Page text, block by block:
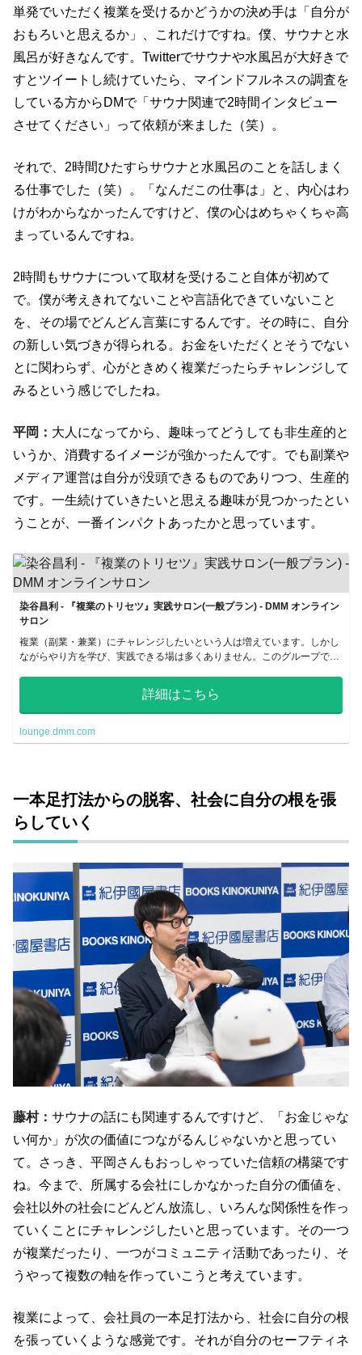
単発でいただく複業を受けるかどうかの決め手は「自分が
おもろいと思えるか」、これだけですね。僕、サウナと水
風呂が好きなんです。 Twitterでサウナや水風呂が大好きで
すとツイートし続けていたら、マインドフルネスの調査を
している方から DMで「サウナ関連で2時間インタビュー
させてください」って依頼が来ました（笑）。
それで、 2時間ひたすらサウナと水風呂のことを話しまく
る仕事でした（笑）。「なんだこの仕事は」と、内心はわ
けがわからなかったんですけど、僕の心はめちゃくちゃ高
まっているんですね。
2時間もサウナについて取材を受けること自体が初めて
で。僕が考えきれてないことや言語化できていないこと
を、その場でどんどん言葉にするんです。その時に、自分
の新しい気づきが得られる。お金をいただくとそうでない
とに関わらず、心がときめく複業だったらチャレンジして
みるという感じでしたね。
平岡： 大人になってから、趣味ってどうしても非生産的と
いうか、消費するイメージが強かったんです。でも副業や
メディア運営は自分が没頭できるものでありつつ、生産的
です。一生続けていきたいと思える趣味が見つかったとい
うことが、一番インパクトあったかと思っています。
染谷昌利 - 『複業のトリセツ』実践サロン(一般プラン) - DMM オンライン
サロン
複業（副業・兼業）にチャレンジしたいという人は増えています。しかし
ながらやり方を学び、実践できる場は多くありません。このグループでは
詳細はこちら
lounge.dmm.com
一本足打法からの脱客、社会に自分の根を張
らしていく
藤村： サウナの話にも関連するんですけど、「お金じゃな
い何か」が次の価値につながるんじゃないかと思ってい
て。さっき、平岡さんもおっしゃっていた信頼の構築です
ね。今まで、所属する会社にしかなかった自分の価値を、
会社以外の社会にどんどん放流し、いろんな関係性を作っ
ていくことにチャレンジしたいと思っています。その一つ
が複業だったり、一つがコミュニティ活動であったり、そ
うやって複数の軸を作っていこうと考えています。
複業によって、会社員の一本足打法から、社会に自分の根
を張っていくような感覚です。それが自分のセーフティネ